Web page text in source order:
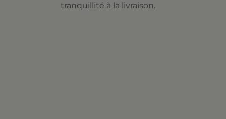
tranquillité à la livraison.